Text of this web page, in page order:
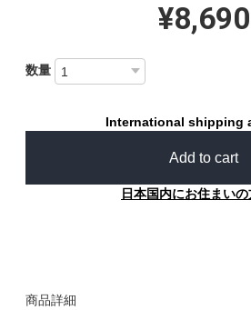
¥8,690
数量
International shipping
Add to cart
日本国内にお住まい
商品詳細